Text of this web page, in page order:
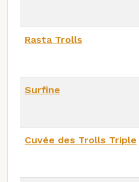
Rasta Trolls
Surfine
Cuvée des Trolls Triple